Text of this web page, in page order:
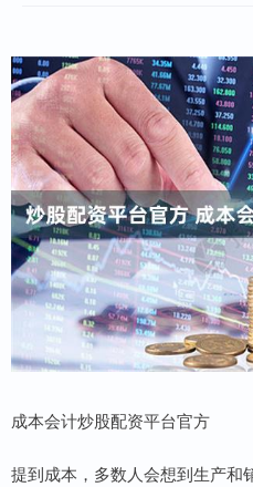
成本会计炒股配资平台官方
提到成本，多数人会想到生产和